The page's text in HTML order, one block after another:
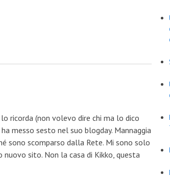
ricorda (non volevo dire chi ma lo dico
messo sesto nel suo blogday. Mannaggia
sono scomparso dalla Rete. Mi sono solo
sito. Non la casa di Kikko, questa